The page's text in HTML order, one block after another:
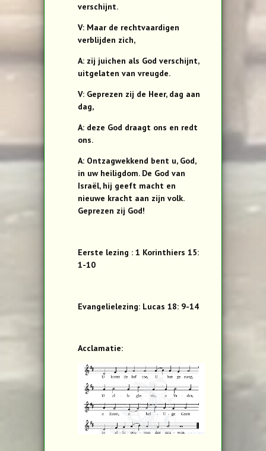
verschijnt.
V: Maar de rechtvaardigen
verblijden zich,
A: zij juichen als God verschijnt,
uitgelaten van vreugde.
V: Geprezen zij de Heer, dag aan
dag,
A: deze God draagt ons en redt
ons.
A: Ontzagwekkend bent u, God,
in uw heiligdom. De God van
Israël, hij geeft macht en
nieuwe kracht aan zijn volk.
Geprezen zij God!
Eerste lezing : 1 Korinthiers 15:
1-10
Evangelielezing: Lucas 18: 9-14
Acclamatie: